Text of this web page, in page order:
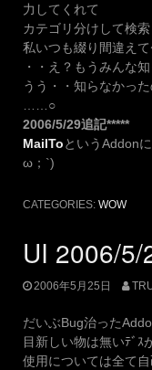
力してくれて
カテゴリ分けして検
私いつも綴り間違え
・・え？もうみんな
うう・・知らなかっ
……○
2006/5/29追記*****
MailToというAddon
ω；`)
CATEGORIES: WOW
UI 2006/5/
2006年5月25日
だいぶBug治った
目新しい物は無いﾃﾞｽ
使用については全て